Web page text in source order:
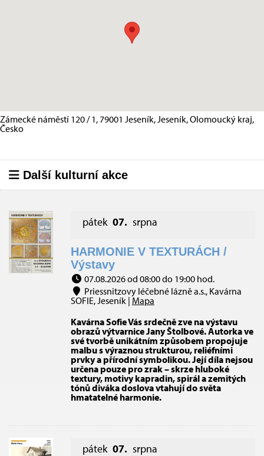
Zámecké náměstí 120 / 1, 79001 Jeseník, Jeseník, Olomoucký kraj,
Česko
Další kulturní akce
pátek 07. srpna
HARMONIE V TEXTURÁCH /
Výstavy
07.08.2026 od 08:00 do 19:00 hod.
Priessnitzovy léčebné lázně a.s., Kavárna
SOFIE, Jeseník | Mapa
Kavárna Sofie Vás srdečně zve na výstavu
obrazů výtvarnice Jany Štolbové. Autorka ve
své tvorbě unikátním způsobem propojuje
malbu s výraznou strukturou, reliéfními
prvky a přírodní symbolikou. Její díla nejsou
určena pouze pro zrak – skrze hluboké
textury, motivy kapradin, spirál a zemitých
tónů diváka doslova vtahují do světa
hmatatelné harmonie.
pátek 07. srpna